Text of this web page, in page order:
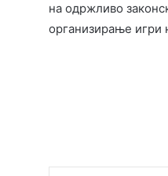
на одржливо
организирање игри